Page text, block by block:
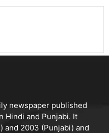
newspaper published
Hindi and Punjabi. It
and 2003 (Punjabi) and